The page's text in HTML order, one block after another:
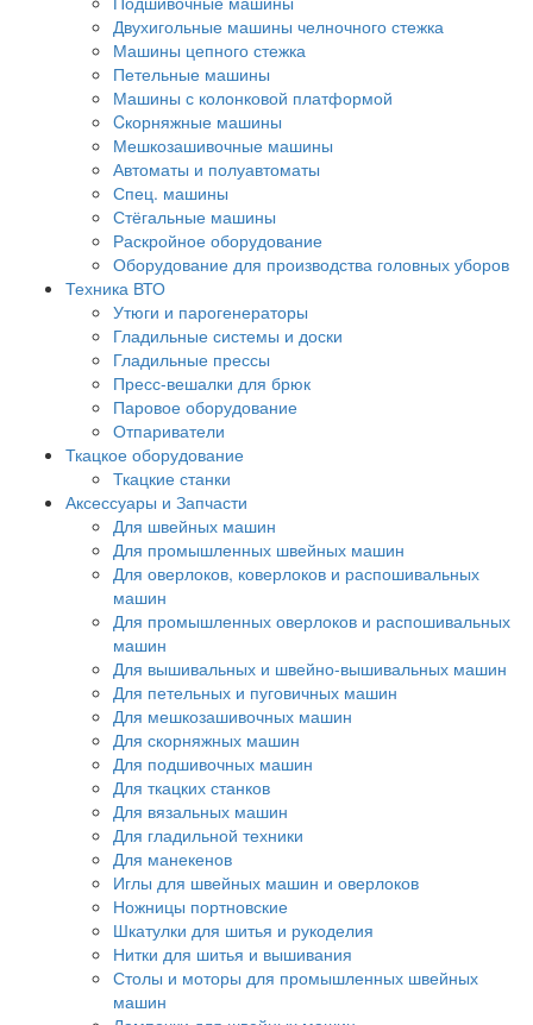
Двухигольные машины челночного стежка
Машины цепного стежка
Петельные машины
Машины с колонковой платформой
Cкорняжные машины
Мешкозашивочные машины
Автоматы и полуавтоматы
Спец. машины
Стёгальные машины
Раскройное оборудование
Оборудование для производства головных уборов
Техника ВТО
Утюги и парогенераторы
Гладильные системы и доски
Гладильные прессы
Пресс-вешалки для брюк
Паровое оборудование
Отпариватели
Ткацкое оборудование
Ткацкие станки
Аксессуары и Запчасти
Для швейных машин
Для промышленных швейных машин
Для оверлоков, коверлоков и распошивальных
машин
Для промышленных оверлоков и распошивальных
машин
Для вышивальных и швейно-вышивальных машин
Для петельных и пуговичных машин
Для мешкозашивочных машин
Для скорняжных машин
Для подшивочных машин
Для ткацких станков
Для вязальных машин
Для гладильной техники
Для манекенов
Иглы для швейных машин и оверлоков
Ножницы портновские
Шкатулки для шитья и рукоделия
Нитки для шитья и вышивания
Столы и моторы для промышленных швейных
машин